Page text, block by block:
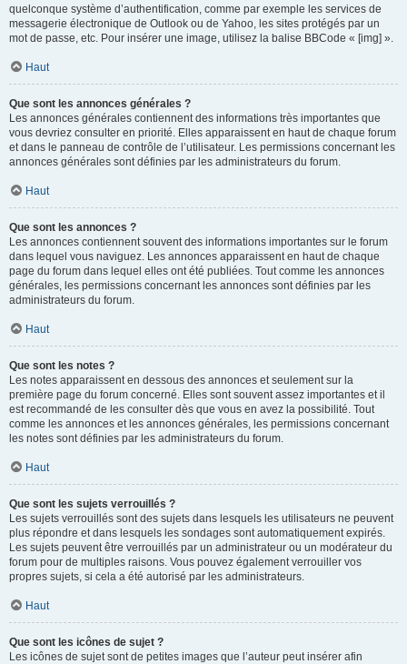
quelconque système d’authentification, comme par exemple les services de
messagerie électronique de Outlook ou de Yahoo, les sites protégés par un
mot de passe, etc. Pour insérer une image, utilisez la balise BBCode « [img] ».
Haut
Que sont les annonces générales ?
Les annonces générales contiennent des informations très importantes que
vous devriez consulter en priorité. Elles apparaissent en haut de chaque forum
et dans le panneau de contrôle de l’utilisateur. Les permissions concernant les
annonces générales sont définies par les administrateurs du forum.
Haut
Que sont les annonces ?
Les annonces contiennent souvent des informations importantes sur le forum
dans lequel vous naviguez. Les annonces apparaissent en haut de chaque
page du forum dans lequel elles ont été publiées. Tout comme les annonces
générales, les permissions concernant les annonces sont définies par les
administrateurs du forum.
Haut
Que sont les notes ?
Les notes apparaissent en dessous des annonces et seulement sur la
première page du forum concerné. Elles sont souvent assez importantes et il
est recommandé de les consulter dès que vous en avez la possibilité. Tout
comme les annonces et les annonces générales, les permissions concernant
les notes sont définies par les administrateurs du forum.
Haut
Que sont les sujets verrouillés ?
Les sujets verrouillés sont des sujets dans lesquels les utilisateurs ne peuvent
plus répondre et dans lesquels les sondages sont automatiquement expirés.
Les sujets peuvent être verrouillés par un administrateur ou un modérateur du
forum pour de multiples raisons. Vous pouvez également verrouiller vos
propres sujets, si cela a été autorisé par les administrateurs.
Haut
Que sont les icônes de sujet ?
Les icônes de sujet sont de petites images que l’auteur peut insérer afin